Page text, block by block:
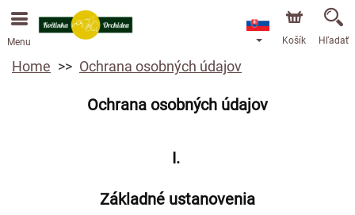
Objednávky prijímame prostredníctvom nášho e-shopu.
Najskorší možný termín doručenia je od 13.8.2026 z
Menu Košík Hľadať
Home Ochrana osobných údajov
Ochrana osobných údajov
I.
Základné ustanovenia